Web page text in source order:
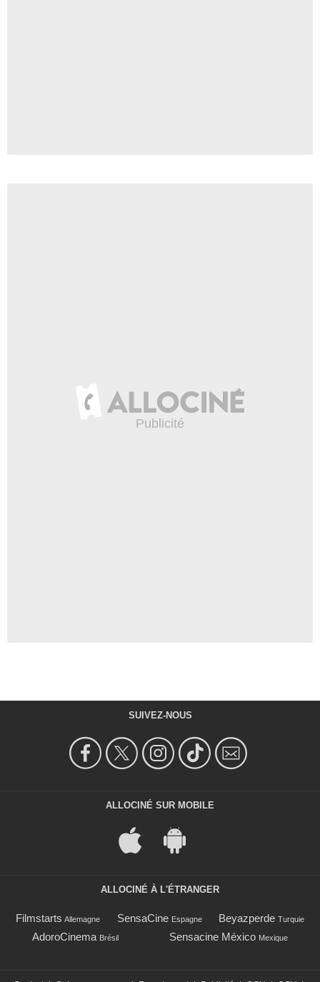
SUIVEZ-NOUS
ALLOCINÉ SUR MOBILE
ALLOCINÉ À L'ÉTRANGER
Filmstarts Allemagne SensaCine Espagne Beyazperde Turquie
AdoroCinema Brésil Sensacine México Mexique